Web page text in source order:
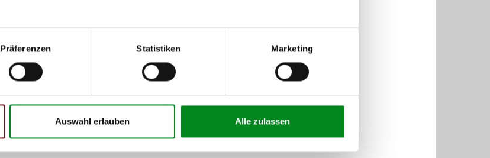
Präferenzen Statistiken Marketing
Auswahl erlauben Alle zulassen